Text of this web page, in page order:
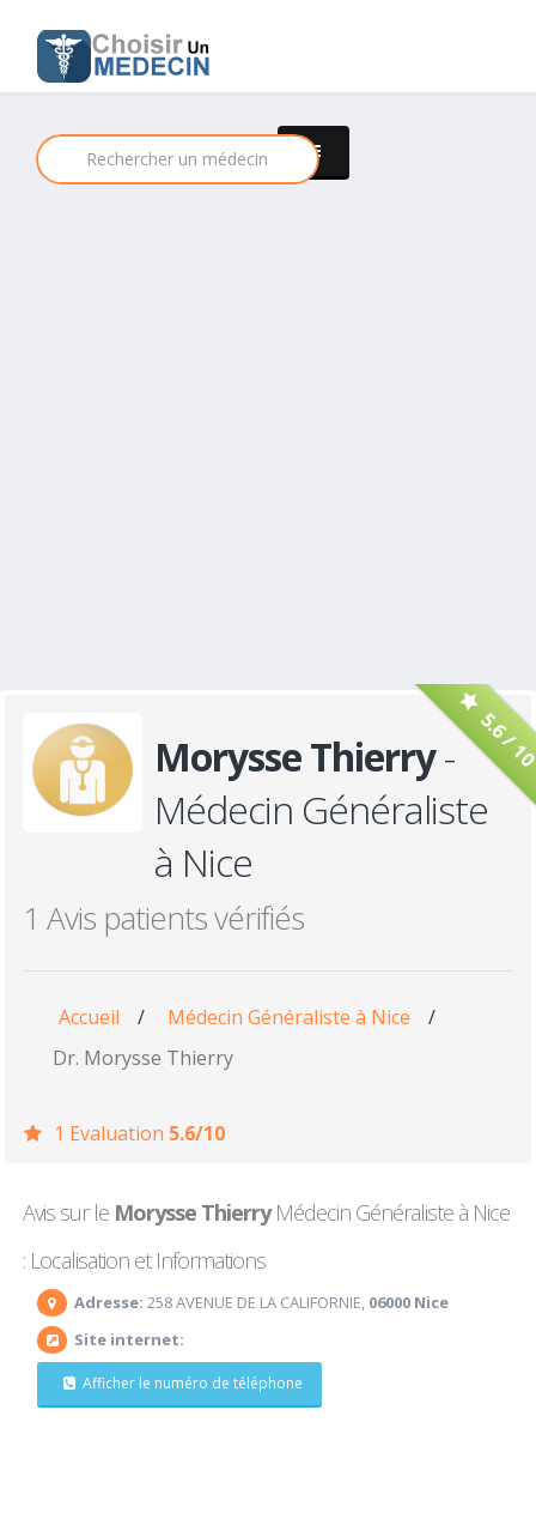
5.6 /
Morysse Thierry-
Médecin Généraliste
à Nice
1 Avis patients vérifiés
Accueil / Médecin Généraliste à Nice
/
Dr. Morysse Thierry
1 Evaluation 5.6/10
Avis sur le Morysse ThierryMédecin Généraliste à Nice
: Localisation et Informations
Adresse: 258 AVENUE DE LA CALIFORNIE, 06000 Nice
Site internet:
Afficher le numéro de téléphone